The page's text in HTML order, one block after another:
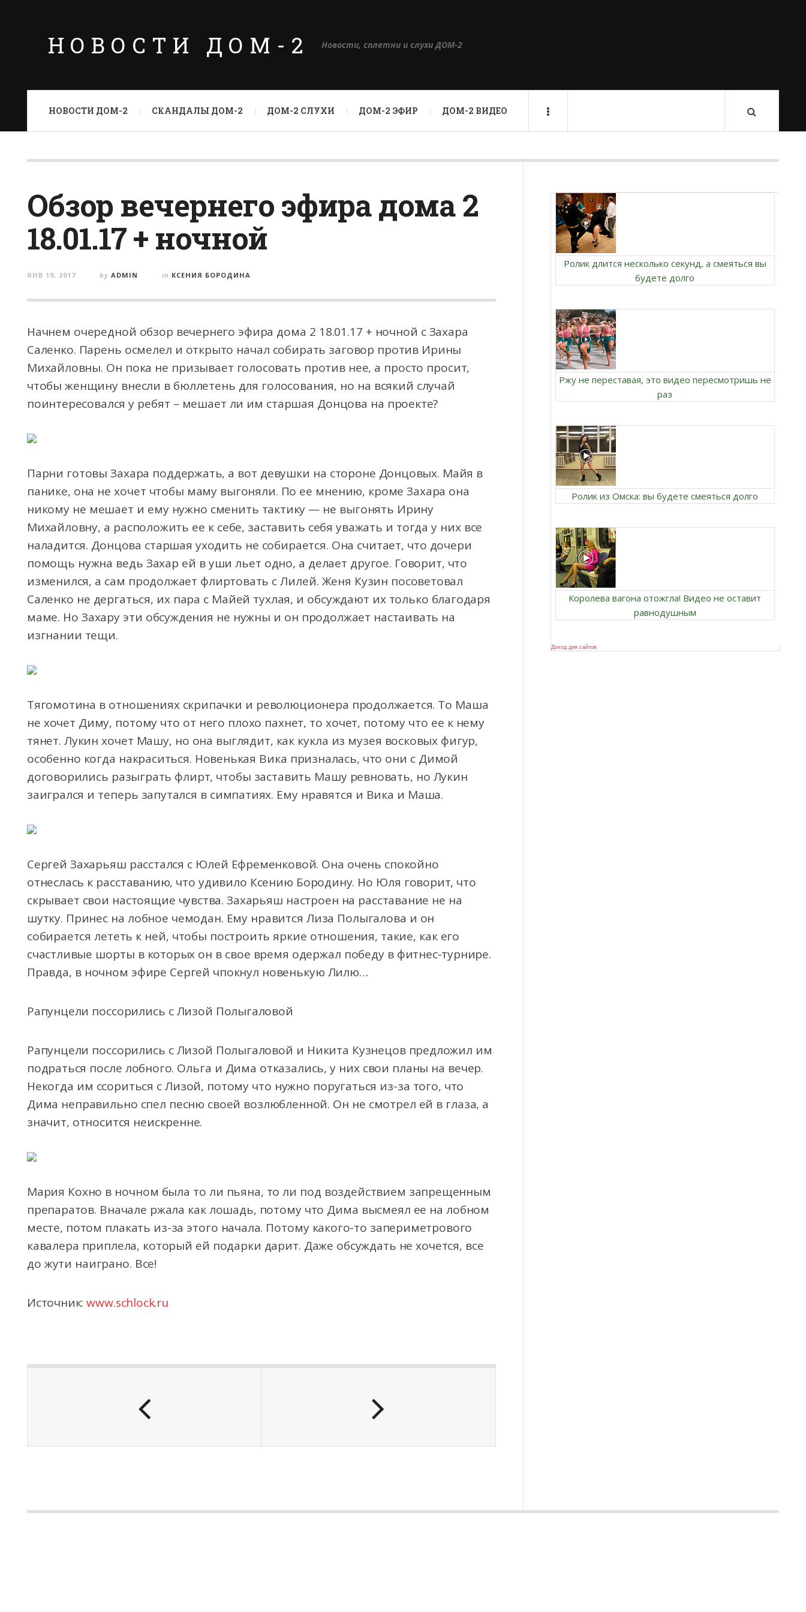
НОВОСТИ ДОМ-2 Новости, сплетни и слухи ДОМ-2
НОВОСТИ ДОМ-2 СКАНДАЛЫ ДОМ-2 ДОМ-2 СЛУХИ ДОМ-2 ЭФИР ДОМ-2 ВИДЕО
Обзор вечернего эфира дома 2
18.01.17 + ночной
ЯНВ 19, 2017 by ADMIN in КСЕНИЯ БОРОДИНА
Начнем очередной обзор вечернего эфира дома 2 18.01.17 + ночной с Захара
Саленко. Парень осмелел и открыто начал собирать заговор против Ирины
Михайловны. Он пока не призывает голосовать против нее, а просто просит,
чтобы женщину внесли в бюллетень для голосования, но на всякий случай
поинтересовался у ребят – мешает ли им старшая Донцова на проекте?
Парни готовы Захара поддержать, а вот девушки на стороне Донцовых. Майя в
панике, она не хочет чтобы маму выгоняли. По ее мнению, кроме Захара она
никому не мешает и ему нужно сменить тактику — не выгонять Ирину
Михайловну, а расположить ее к себе, заставить себя уважать и тогда у них все
наладится. Донцова старшая уходить не собирается. Она считает, что дочери
помощь нужна ведь Захар ей в уши льет одно, а делает другое. Говорит, что
изменился, а сам продолжает флиртовать с Лилей. Женя Кузин посоветовал
Саленко не дергаться, их пара с Майей тухлая, и обсуждают их только благодаря
маме. Но Захару эти обсуждения не нужны и он продолжает настаивать на
изгнании тещи.
Тягомотина в отношениях скрипачки и революционера продолжается. То Маша
не хочет Диму, потому что от него плохо пахнет, то хочет, потому что ее к нему
тянет. Лукин хочет Машу, но она выглядит, как кукла из музея восковых фигур,
особенно когда накраситься. Новенькая Вика призналась, что они с Димой
договорились разыграть флирт, чтобы заставить Машу ревновать, но Лукин
заигрался и теперь запутался в симпатиях. Ему нравятся и Вика и Маша.
Сергей Захарьяш расстался с Юлей Ефременковой. Она очень спокойно
отнеслась к расставанию, что удивило Ксению Бородину. Но Юля говорит, что
скрывает свои настоящие чувства. Захарьяш настроен на расставание не на
шутку. Принес на лобное чемодан. Ему нравится Лиза Полыгалова и он
собирается лететь к ней, чтобы построить яркие отношения, такие, как его
счастливые шорты в которых он в свое время одержал победу в фитнес-турнире.
Правда, в ночном эфире Сергей чпокнул новенькую Лилю…
Рапунцели поссорились с Лизой Полыгаловой
Рапунцели поссорились с Лизой Полыгаловой и Никита Кузнецов предложил им
подраться после лобного. Ольга и Дима отказались, у них свои планы на вечер.
Некогда им ссориться с Лизой, потому что нужно поругаться из-за того, что
Дима неправильно спел песню своей возлюбленной. Он не смотрел ей в глаза, а
значит, относится неискренне.
Мария Кохно в ночном была то ли пьяна, то ли под воздействием запрещенным
препаратов. Вначале ржала как лошадь, потому что Дима высмеял ее на лобном
месте, потом плакать из-за этого начала. Потому какого-то запериметрового
кавалера приплела, который ей подарки дарит. Даже обсуждать не хочется, все
до жути наиграно. Все!
Источник:www.schlock.ru
Ролик длится несколько секунд, а смеяться вы
будете долго
Ржу не переставая, это видео пересмотришь не
раз
Ролик из Омска: вы будете смеяться долго
Королева вагона отожгла! Видео не оставит
равнодушным
Доход для сайтов